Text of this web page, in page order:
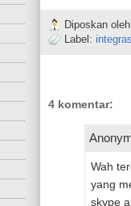
Diposkan oleh
Label:
4 komentar:
Wah
yang
skype